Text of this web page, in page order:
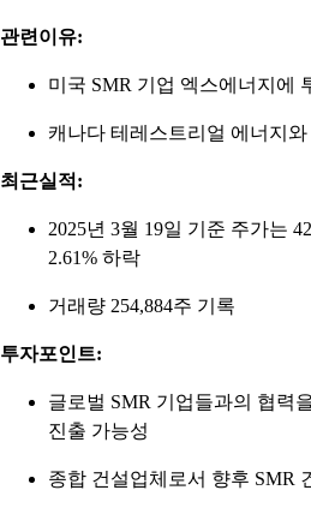
관련이유:
미국 SMR 기업 엑스에너지에
캐나다 테레스트리얼 에너지
최근실적:
2025년 3월 19일 기준 주가는
2.61% 하락
거래량 254,884주 기록
투자포인트:
글로벌 SMR 기업들과의 협력
진출 가능성
종합 건설업체로서 향후 SMR